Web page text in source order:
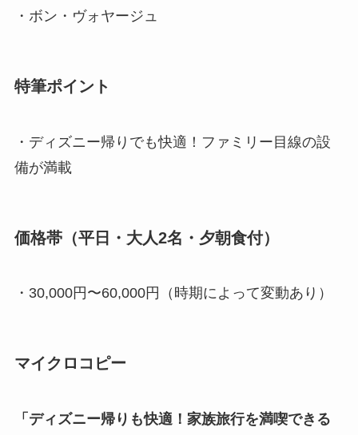
・ボン・ヴォヤージュ
特筆ポイント
・ディズニー帰りでも快適！ファミリー目線の設
備が満載
価格帯（平日・大人2名・夕朝食付）
・30,000円〜60,000円（時期によって変動あり）
マイクロコピー
「ディズニー帰りも快適！家族旅行を満喫できる